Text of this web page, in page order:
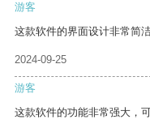
游客
这款软件的界面设计非常简
2024-09-25
游客
这款软件的功能非常强大，